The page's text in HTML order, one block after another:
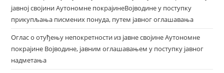
јавној својини Аутономне покрајинеВојводине у поступку
прикупљања писмених понуда, путем јавног оглашавања
Оглас о отуђењу непокретности из јавне својине Аутономне
покрајине Војводине, јавним оглашавањем у поступку јавног
надметања